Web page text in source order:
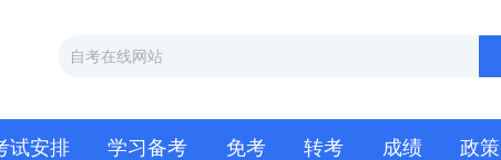
试安排 学习备考 免考 转考 成绩 政策